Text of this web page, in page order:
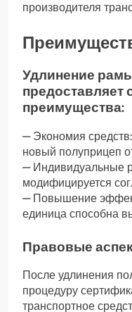
производителя
Удлинение
преимущества:
— Экономия
новый полуприцеп
— Индивидуальные
модифицируется
— Повышение
единица способна
Правовые
После удлинения
процедуру
транспортное